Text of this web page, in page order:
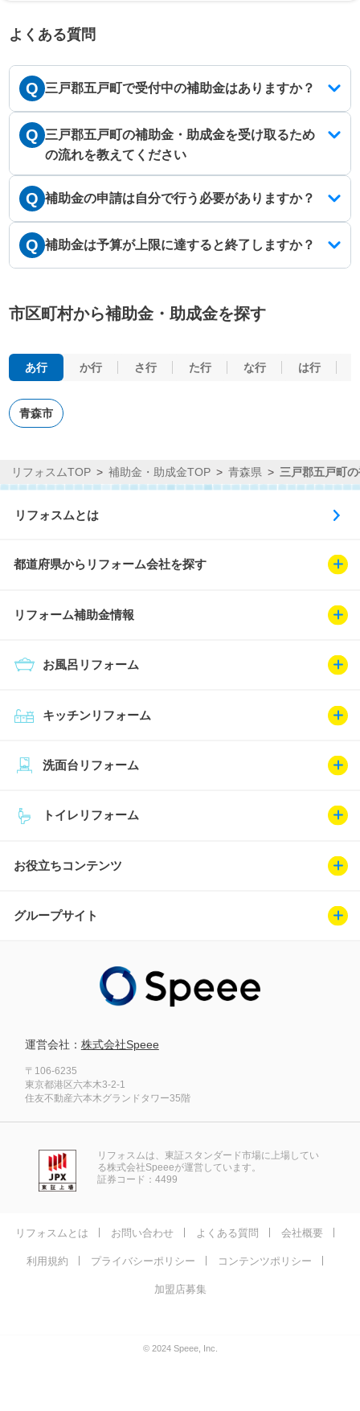
よくある質問
Q 三戸郡五戸町で受付中の補助金はありますか？
Q 三戸郡五戸町の補助金・助成金を受け取るため
の流れを教えてください
Q 補助金の申請は自分で行う必要がありますか？
Q 補助金は予算が上限に達すると終了しますか？
市区町村から補助金・助成金を探す
あ行 か行 さ行 た行 な行 は行
青森市
リフォスムTOP 補助金・助成金TOP 青森県 三戸郡五戸町
リフォスムとは
都道府県からリフォーム会社を探す
リフォーム補助金情報
キッチンリフォーム
お風呂リフォーム
トイレリフォーム
洗面台リフォーム
お役立ちコンテンツ
グループサイト
運営会社： 株式会社Speee
〒106-6235
東京都港区六本木3-2-1
住友不動産六本木グランドタワー35階
リフォスムは、東証スタンダード市場に上場してい
る株式会社Speeeが運営しています。
証券コード：4499
リフォスムとは お問い合わせ よくある質問 会社概要
利用規約 プライバシーポリシー コンテンツポリシー
加盟店募集
© 2024 Speee, Inc.